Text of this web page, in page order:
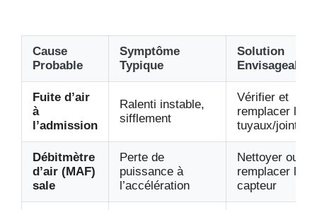
Cause
Probable
Symptôme
Typique
Solution
Envisageable
Fuite d’air
à
l’admission
Ralenti instable,
sifflement
Vérifier et
remplacer les
tuyaux/joints
Débitmètre
d’air (MAF)
sale
Perte de
puissance à
l’accélération
Nettoyer ou
remplacer le
capteur